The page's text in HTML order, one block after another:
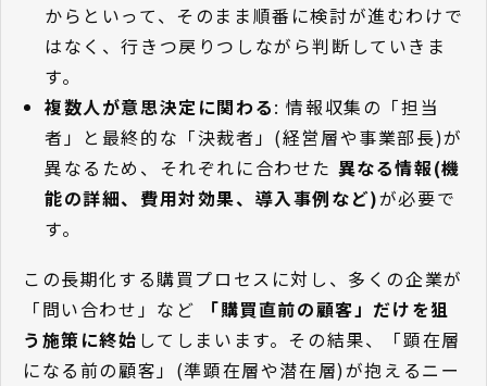
からといって、そのまま順番に検討が進むわけで
はなく、行きつ戻りつしながら判断していきま
す。
複数人が意思決定に関わる: 情報収集の「担当
者」と最終的な「決裁者」(経営層や事業部長)が
異なるため、それぞれに合わせた 異なる情報(機
能の詳細、費用対効果、導入事例など)が必要で
す。
この長期化する購買プロセスに対し、多くの企業が
「問い合わせ」など
「購買直前の顧客」だけを狙
う施策に終始 してしまいます。その結果、「顕在層
になる前の顧客」(準顕在層や潜在層)が抱えるニー